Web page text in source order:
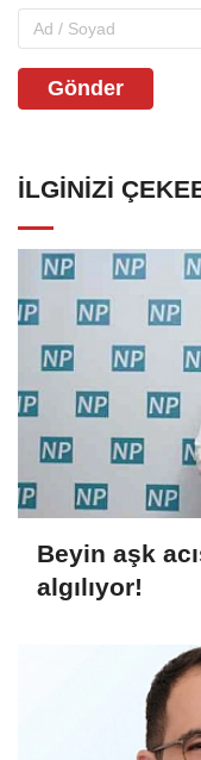
Gönder
İLGINIZI
Beyin aşk
algılıyor!